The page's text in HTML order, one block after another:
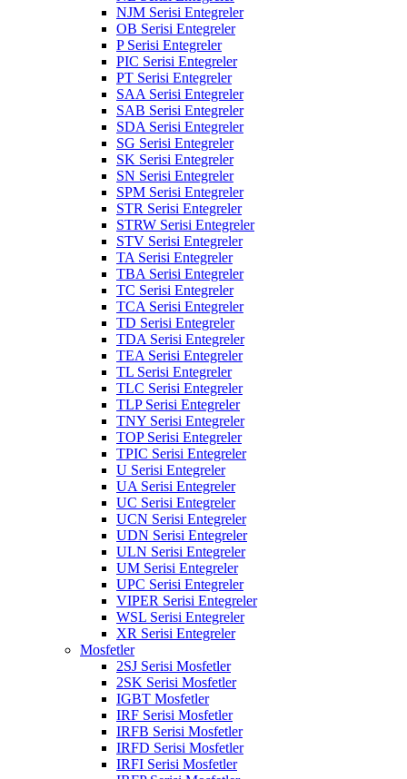
NJM Serisi Entegreler
OB Serisi Entegreler
P Serisi Entegreler
PIC Serisi Entegreler
PT Serisi Entegreler
SAA Serisi Entegreler
SAB Serisi Entegreler
SDA Serisi Entegreler
SG Serisi Entegreler
SK Serisi Entegreler
SN Serisi Entegreler
SPM Serisi Entegreler
STR Serisi Entegreler
STRW Serisi Entegreler
STV Serisi Entegreler
TA Serisi Entegreler
TBA Serisi Entegreler
TC Serisi Entegreler
TCA Serisi Entegreler
TD Serisi Entegreler
TDA Serisi Entegreler
TEA Serisi Entegreler
TL Serisi Entegreler
TLC Serisi Entegreler
TLP Serisi Entegreler
TNY Serisi Entegreler
TOP Serisi Entegreler
TPIC Serisi Entegreler
U Serisi Entegreler
UA Serisi Entegreler
UC Serisi Entegreler
UCN Serisi Entegreler
UDN Serisi Entegreler
ULN Serisi Entegreler
UM Serisi Entegreler
UPC Serisi Entegreler
VIPER Serisi Entegreler
WSL Serisi Entegreler
XR Serisi Entegreler
Mosfetler
2SJ Serisi Mosfetler
2SK Serisi Mosfetler
IGBT Mosfetler
IRF Serisi Mosfetler
IRFB Serisi Mosfetler
IRFD Serisi Mosfetler
IRFI Serisi Mosfetler